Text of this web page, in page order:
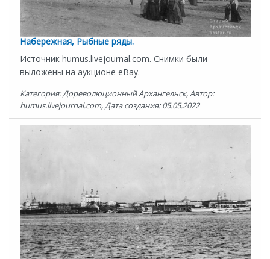
Набережная, Рыбные ряды.
Источник humus.livejournal.com. Снимки были
выложены на аукционе eBay.
Категория: Дореволюционный Архангельск, Автор:
humus.livejournal.com, Дата создания: 05.05.2022